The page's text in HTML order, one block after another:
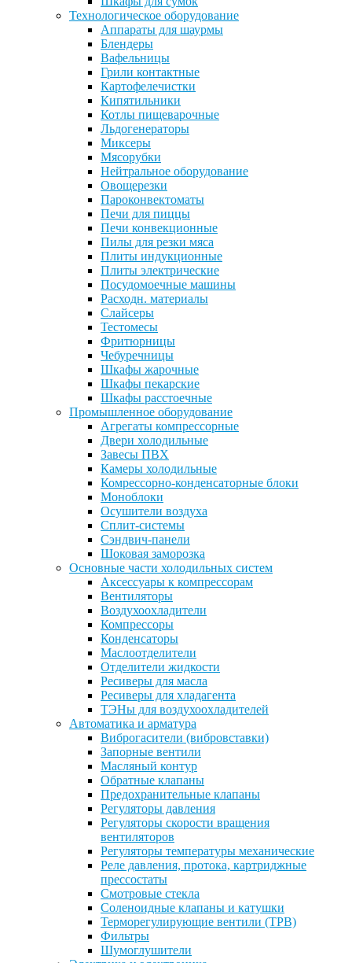
Технологическое оборудование
Аппараты для шаурмы
Блендеры
Вафельницы
Грили контактные
Картофелечистки
Кипятильники
Котлы пищеварочные
Льдогенераторы
Миксеры
Мясорубки
Нейтральное оборудование
Овощерезки
Пароконвектоматы
Печи для пиццы
Печи конвекционные
Пилы для резки мяса
Плиты индукционные
Плиты электрические
Посудомоечные машины
Расходн. материалы
Слайсеры
Тестомесы
Фритюрницы
Чебуречницы
Шкафы жарочные
Шкафы пекарские
Шкафы расстоечные
Промышленное оборудование
Агрегаты компрессорные
Двери холодильные
Завесы ПВХ
Камеры холодильные
Комрессорно-конденсаторные блоки
Моноблоки
Осушители воздуха
Сплит-системы
Сэндвич-панели
Шоковая заморозка
Основные части холодильных систем
Аксессуары к компрессорам
Вентиляторы
Воздухоохладители
Компрессоры
Конденсаторы
Маслоотделители
Отделители жидкости
Ресиверы для масла
Ресиверы для хладагента
ТЭНы для воздухоохладителей
Автоматика и арматура
Виброгасители (вибровставки)
Запорные вентили
Масляный контур
Обратные клапаны
Предохранительные клапаны
Регуляторы давления
Регуляторы скорости вращения
вентиляторов
Регуляторы температуры механические
Реле давления, протока, картриджные
прессостаты
Смотровые стекла
Соленоидные клапаны и катушки
Терморегулирующие вентили (ТРВ)
Фильтры
Шумоглушители